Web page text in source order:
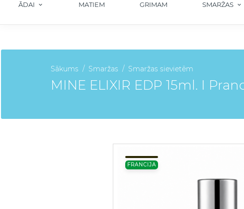
ĀDAI MATIEM GRIMAM SMARŽAS
Sākums Smaržas Smaržas sievietēm
MINE ELIXIR EDP 15ml. I
FRANCIJA